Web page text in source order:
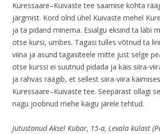
Kuressaare–Kuivaste tee saamise kohta
järgmist. Kord olnd ühel Kuivaste mehel
ja ta pidand minema. Esialgu eksind ta läbi
otse kursi, umbes. Tagasi tulles võtnud ta
viina ja asund tagasiteele mitte just selge
otse kurssi ei suutnud pidada ja käis siira-
ja rahvas räägib, et sellest siira-viira
Kuressaare–Kuivaste tee. Seepärast ollagi
nagu joobnud mehe käigu järele tehtud.
Jutustanud Aksel Kübar, 15-a, Levala külast